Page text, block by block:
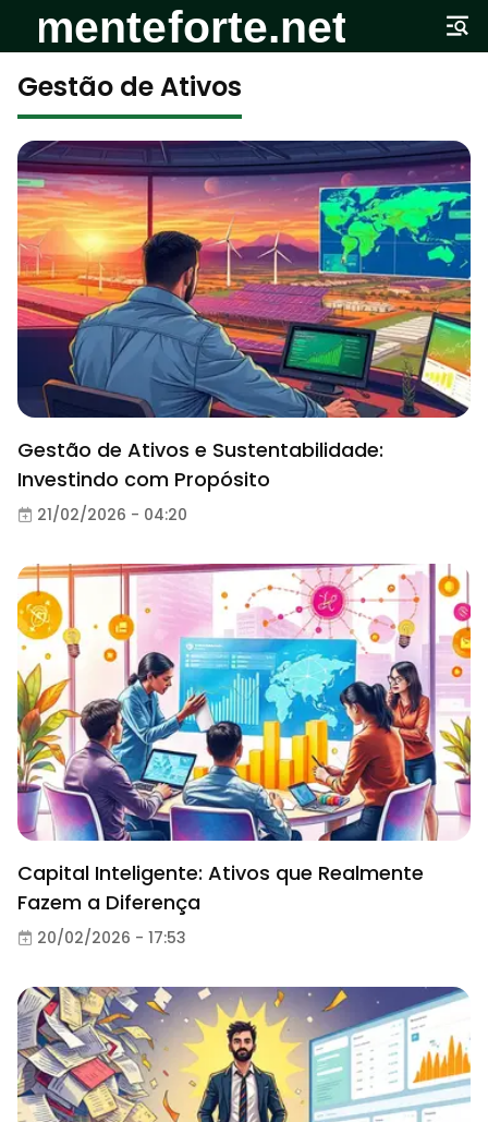
Gestão de Ativos
Gestão de Ativos e Sustentabilidade:
Investindo com Propósito
21/02/2026 - 04:20
Capital Inteligente: Ativos que Realmente
Fazem a Diferença
20/02/2026 - 17:53